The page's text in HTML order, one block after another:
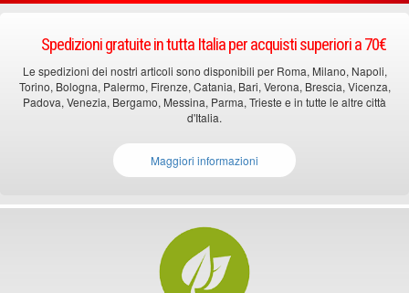
Spedizioni gratuite in tutta Italia per acquisti superiori a 70€
Le spedizioni dei nostri articoli sono disponibili per Roma, Milano, Napoli,
Torino, Bologna, Palermo, Firenze, Catania, Bari, Verona, Brescia, Vicenza,
Padova, Venezia, Bergamo, Messina, Parma, Trieste e in tutte le altre città
d'Italia.
Maggiori informazioni